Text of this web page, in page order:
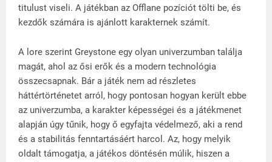
titulust viseli. A játékban az Offlane pozíciót tölti be, és
kezdők számára is ajánlott karakternek számít.
A lore szerint Greystone egy olyan univerzumban találja
magát, ahol az ősi erők és a modern technológia
összecsapnak. Bár a játék nem ad részletes
háttértörténetet arról, hogy pontosan hogyan került ebbe
az univerzumba, a karakter képességei és a játékmenet
alapján úgy tűnik, hogy ő egyfajta védelmező, aki a rend
és a stabilitás fenntartásáért harcol. Az, hogy melyik
oldalt támogatja, a játékos döntésén múlik, hiszen a